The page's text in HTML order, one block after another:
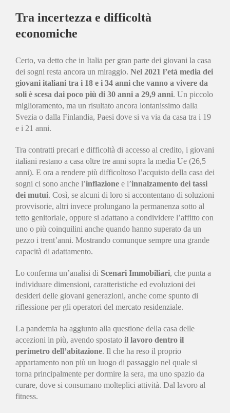
Tra incertezza e difficoltà
economiche
Certo, va detto che in Italia per gran parte dei giovani la casa
dei sogni resta ancora un miraggio. Nel 2021 l’età media dei
giovani italiani tra i 18 e i 34 anni che vanno a vivere da
soli è scesa dai poco più di 30 anni a 29,9 anni. Un piccolo
miglioramento, ma un risultato ancora lontanissimo dalla
Svezia o dalla Finlandia, Paesi dove si va via da casa tra i 19
e i 21 anni.
Tra contratti precari e difficoltà di accesso al credito, i giovani
italiani restano a casa oltre tre anni sopra la media Ue (26,5
anni). E ora a rendere più difficoltoso l’acquisto della casa dei
sogni ci sono anche l’inflazione e l’innalzamento dei tassi
dei mutui. Così, se alcuni di loro si accontentano di soluzioni
provvisorie, altri invece prolungano la permanenza sotto al
tetto genitoriale, oppure si adattano a condividere l’affitto con
uno o più coinquilini anche quando hanno superato da un
pezzo i trent’anni. Mostrando comunque sempre una grande
capacità di adattamento.
Lo conferma un’analisi di Scenari Immobiliari, che punta a
individuare dimensioni, caratteristiche ed evoluzioni dei
desideri delle giovani generazioni, anche come spunto di
riflessione per gli operatori del mercato residenziale.
La pandemia ha aggiunto alla questione della casa delle
accezioni in più, avendo spostato il lavoro dentro il
perimetro dell’abitazione. Il che ha reso il proprio
appartamento non più un luogo di passaggio nel quale si
torna principalmente per dormire la sera, ma uno spazio da
curare, dove si consumano molteplici attività. Dal lavoro al
fitness.